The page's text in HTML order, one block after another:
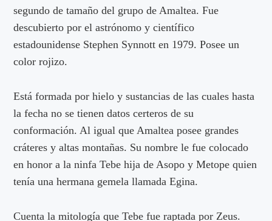
segundo de tamaño del grupo de Amaltea. Fue
descubierto por el astrónomo y científico
estadounidense Stephen Synnott en 1979. Posee un
color rojizo.
Está formada por hielo y sustancias de las cuales hasta
la fecha no se tienen datos certeros de su
conformación. Al igual que Amaltea posee grandes
cráteres y altas montañas. Su nombre le fue colocado
en honor a la ninfa Tebe hija de Asopo y Metope quien
tenía una hermana gemela llamada Egina.
Cuenta la mitología que Tebe fue raptada por Zeus.